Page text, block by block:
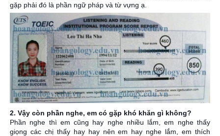
gặp phải đó là phần ngữ pháp và từ vựng ạ.
2. Vậy còn phần nghe, em có gặp khó khăn gì không?
Phần nghe thì em cũng hay nghe nhiều lắm, em nghe thấy
giọng các chị thấy hay hay nên em hay nghe lắm, em thích